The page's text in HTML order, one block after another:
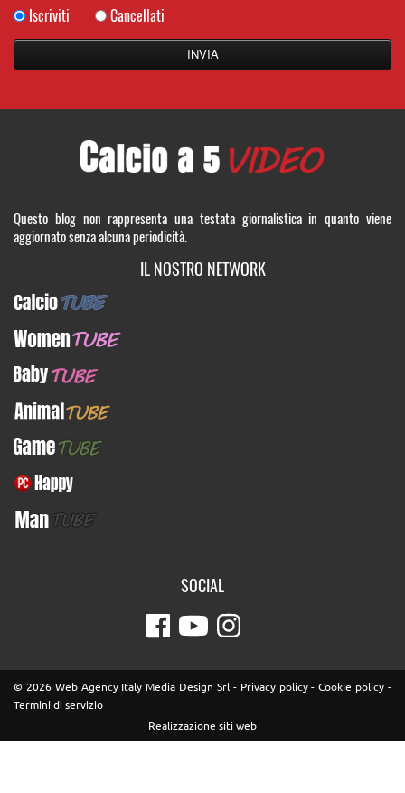
Iscriviti
Cancellati
Questo blog non rappresenta una testata giornalistica in quanto viene
aggiornato senza alcuna periodicità.
IL NOSTRO NETWORK
SOCIAL
© 2026 Web Agency Italy Media Design Srl - Privacy policy-Cookie policy -
Termini di servizio
Realizzazione siti web